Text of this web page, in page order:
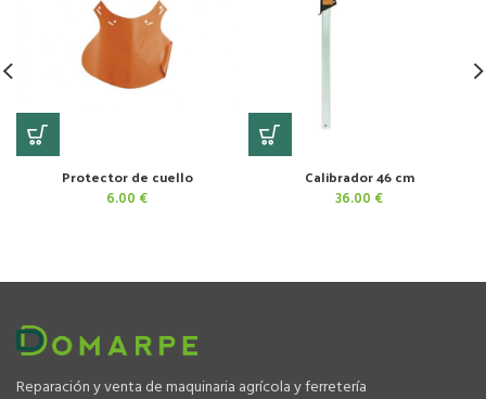
Protector de cuello
6.00 €
Calibrador 46 cm
36.00 €
Reparación y venta de maquinaria agrícola y ferretería